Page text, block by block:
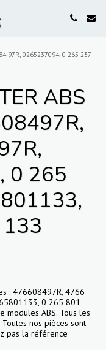
97R, 0265237094, 0 265 237
ABS
0 265
: 476608497R, 4766
0 265 801
modules ABS. Tous les
nos pièces sont
pas la référence